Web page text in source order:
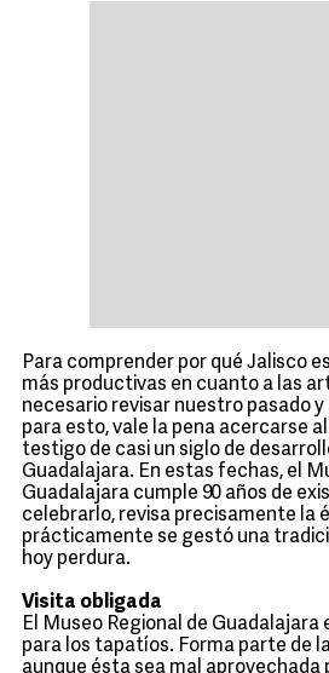
Para comprender por qué Jalisco
más productivas en cuanto a las
necesario revisar nuestro pasado
para esto, vale la pena acercarse
testigo de casi un siglo de
Guadalajara. En estas fechas, el
Guadalajara cumple 90 años de
celebrarlo, revisa precisamente la
prácticamente se gestó una
hoy perdura.
Visita obligada
El Museo Regional de Guadalajara
para los tapatíos. Forma parte de
aunque ésta sea mal aprovechada